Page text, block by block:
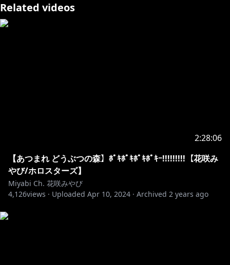
https://shop.hololivepro.com/products/hanasakimiy
配信関連 # 生き花
動画関連 # 花咲日和
ファンネーム # 花見組
ファンアート # みやびじゅつ
Related videos
2:28:06
【あつまれ どうぶつの森】ﾎﾟｷﾎﾟｷﾎﾟｷﾎﾟｷｰ!!!!!!!!!【花咲み
やび/ホロスターズ】
Miyabi Ch. 花咲みやび
4,126views · Uploaded Apr 10, 2024 · Archived 2 years ago